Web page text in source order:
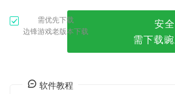
需优先下载
边锋游戏老版本下载
安
需下载
软件教程